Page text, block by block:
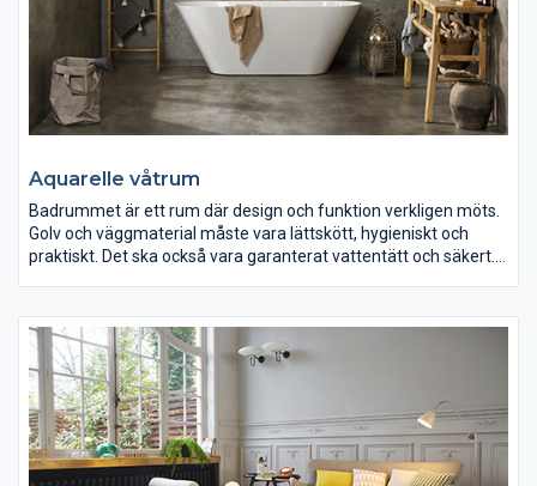
Aquarelle våtrum
Badrummet är ett rum där design och funktion verkligen möts.
Golv och väggmaterial måste vara lättskött, hygieniskt och
praktiskt. Det ska också vara garanterat vattentätt och säkert.